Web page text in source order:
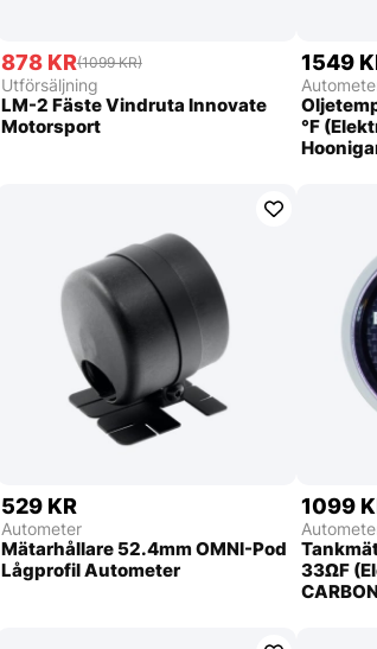
878 KR(1099 KR)
Utförsäljning
LM-2 Fäste Vindruta Innovate
Motorsport
1549
°F
529 KR
Autometer
Mätarhållare 52.4mm OMNI-Pod
Lågprofil Autometer
1099
33ΩF